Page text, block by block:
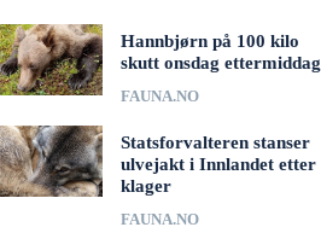
Hannbjørn på 100 kilo
skutt onsdag ettermiddag
FAUNA.NO
Statsforvalteren stanser
ulvejakt i Innlandet etter
klager
FAUNA.NO